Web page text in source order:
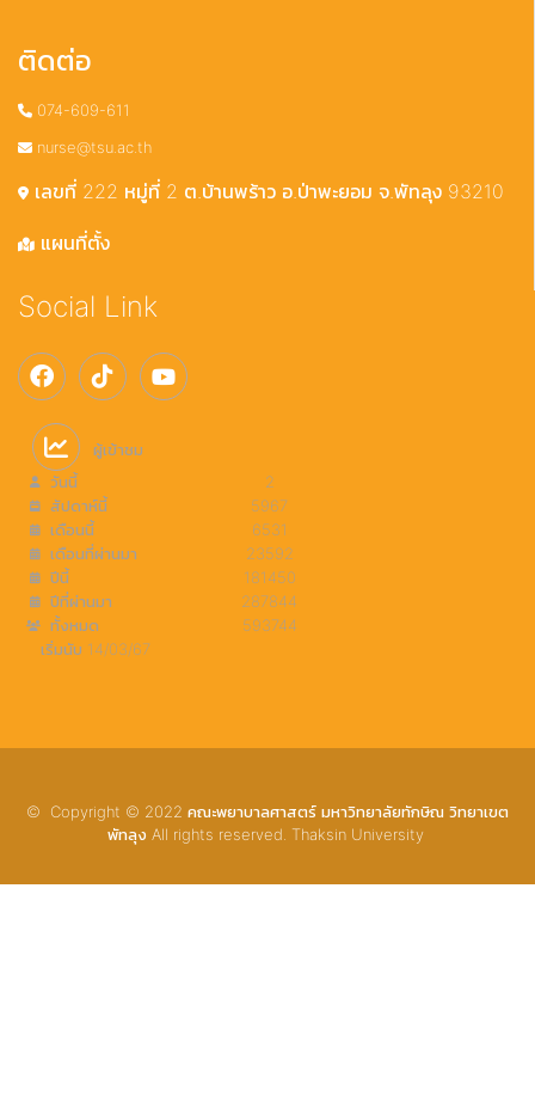
ติดต่อ
074-609-611
nurse@tsu.ac.th
เลขที่ 222 หมู่ที่ 2 ต.บ้านพร้าว อ.ป่าพะยอม จ.พัทลุง 93210
แผนที่ตั้ง
Social Link
ผู้เข้าชม
วันนี้
2
สัปดาห์นี้
5967
เดือนนี้
6531
เดือนที่ผ่านมา
23592
ปีนี้
181450
ปีที่ผ่านมา
287844
ทั้งหมด
593744
เริ่มนับ 14/03/67
© Copyright © 2022 คณะพยาบาลศาสตร์ มหาวิทยาลัยทักษิณ วิทยาเขต
พัทลุง All rights reserved. Thaksin University